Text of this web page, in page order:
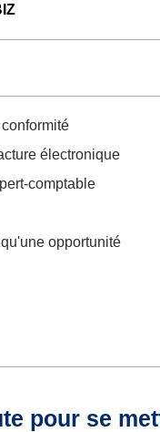
électronique
comptable
opportunité
pour se